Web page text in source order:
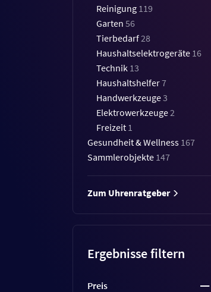
Reinigung 119
Garten 56
Tierbedarf28
Haushaltselektrogeräte 16
Technik 13
Haushaltshelfer7
Handwerkzeuge3
Elektrowerkzeuge2
Freizeit 1
Gesundheit & Wellness 167
Sammlerobjekte 147
Zum Uhrenratgeber
Ergebnisse filtern
Preis